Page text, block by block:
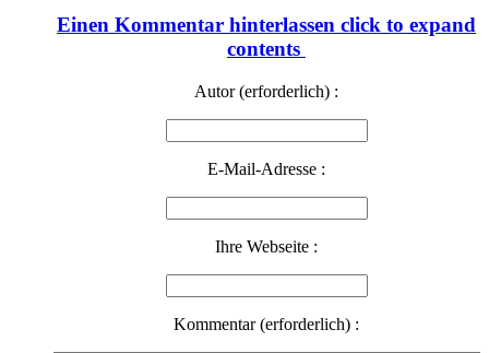
Einen Kommentar hinterlassen click to expand
contents
Autor (erforderlich) :
E-Mail-Adresse :
Ihre Webseite :
Kommentar (erforderlich) :